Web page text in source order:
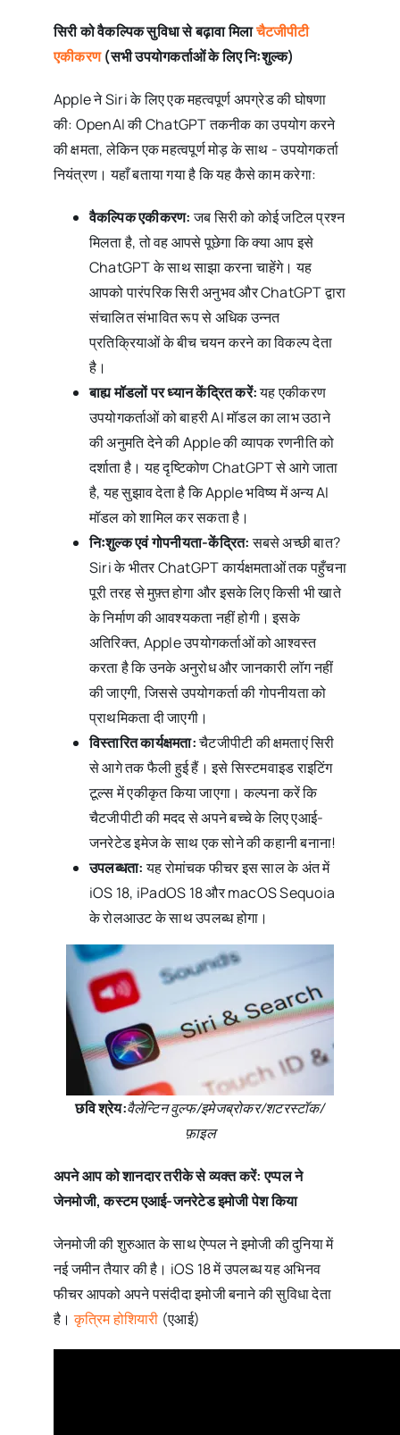
सिरी को वैकल्पिक सुविधा से बढ़ावा मिलाचैटजीपीटी
एकीकरण(सभी उपयोगकर्ताओं के लिए निःशुल्क)
Apple ने Siri के लिए एक महत्वपूर्ण अपग्रेड की घोषणा
की: OpenAI की ChatGPT तकनीक का उपयोग करने
की क्षमता, लेकिन एक महत्वपूर्ण मोड़ के साथ - उपयोगकर्ता
नियंत्रण। यहाँ बताया गया है कि यह कैसे काम करेगा:
वैकल्पिक एकीकरण:जब सिरी को कोई जटिल प्रश्न
मिलता है, तो वह आपसे पूछेगा कि क्या आप इसे
ChatGPT के साथ साझा करना चाहेंगे। यह
आपको पारंपरिक सिरी अनुभव और ChatGPT द्वारा
संचालित संभावित रूप से अधिक उन्नत
प्रतिक्रियाओं के बीच चयन करने का विकल्प देता
है।
बाह्य मॉडलों पर ध्यान केंद्रित करें:यह एकीकरण
उपयोगकर्ताओं को बाहरी AI मॉडल का लाभ उठाने
की अनुमति देने की Apple की व्यापक रणनीति को
दर्शाता है। यह दृष्टिकोण ChatGPT से आगे जाता
है, यह सुझाव देता है कि Apple भविष्य में अन्य AI
मॉडल को शामिल कर सकता है।
निःशुल्क एवं गोपनीयता-केंद्रित:सबसे अच्छी बात?
Siri के भीतर ChatGPT कार्यक्षमताओं तक पहुँचना
पूरी तरह से मुफ़्त होगा और इसके लिए किसी भी खाते
के निर्माण की आवश्यकता नहीं होगी। इसके
अतिरिक्त, Apple उपयोगकर्ताओं को आश्वस्त
करता है कि उनके अनुरोध और जानकारी लॉग नहीं
की जाएगी, जिससे उपयोगकर्ता की गोपनीयता को
प्राथमिकता दी जाएगी।
विस्तारित कार्यक्षमता:चैटजीपीटी की क्षमताएं सिरी
से आगे तक फैली हुई हैं। इसे सिस्टमवाइड राइटिंग
टूल्स में एकीकृत किया जाएगा। कल्पना करें कि
चैटजीपीटी की मदद से अपने बच्चे के लिए एआई-
जनरेटेड इमेज के साथ एक सोने की कहानी बनाना!
उपलब्धता:यह रोमांचक फीचर इस साल के अंत में
iOS 18, iPadOS 18 और macOS Sequoia
के रोलआउट के साथ उपलब्ध होगा।
छवि श्रेय:वैलेन्टिन वुल्फ/इमेजब्रोकर/शटरस्टॉक/
फ़ाइल
अपने आप को शानदार तरीके से व्यक्त करें: एप्पल ने
जेनमोजी, कस्टम एआई-जनरेटेड इमोजी पेश किया
जेनमोजी की शुरुआत के साथ ऐप्पल ने इमोजी की दुनिया में
नई जमीन तैयार की है। iOS 18 में उपलब्ध यह अभिनव
फीचर आपको अपने पसंदीदा इमोजी बनाने की सुविधा देता
है।कृत्रिम होशियारी (एआई)